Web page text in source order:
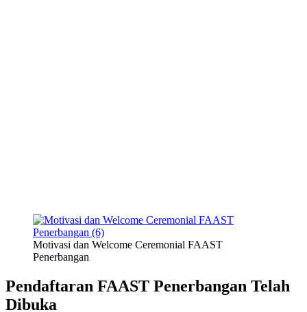
Motivasi dan Welcome Ceremonial FAAST
Penerbangan
Pendaftaran FAAST Penerbangan Telah
Dibuka